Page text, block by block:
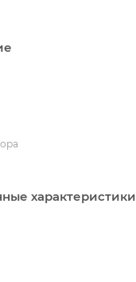
характеристики